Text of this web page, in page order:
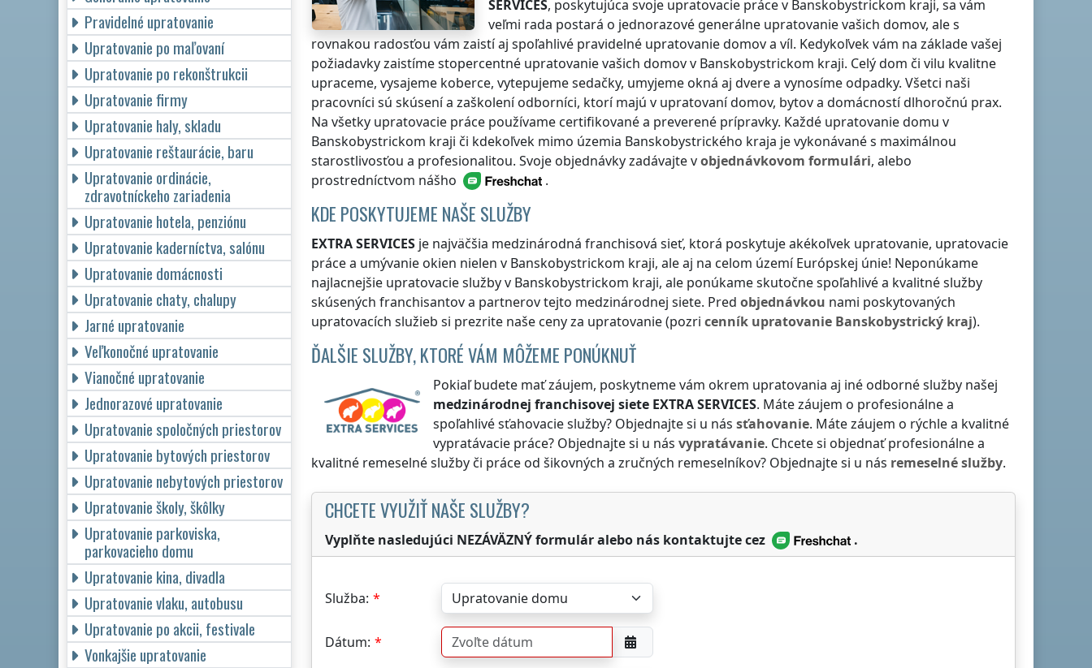
SERVICES, poskytujúca svoje upratovacie prácev Banskobystrickom kraji, sa vám
veľmi rada postará o jednorazové generálne upratovanie vašich domov, ale s
rovnakou radosťou vám zaistí aj spoľahlivé pravidelné upratovanie domov a víl. Kedykoľvek vám na základe vašej
požiadavky zaistíme stopercentné upratovanie vašich domovv Banskobystrickom kraji. Celý dom či vilu kvalitne
upraceme, vysajeme koberce, vytepujeme sedačky, umyjeme okná aj dvere a vynosíme odpadky. Všetci naši
pracovníci sú skúsení a zaškolení odborníci, ktorí majú v upratovaní domov, bytov a domácností dlhoročnú prax.
Na všetky upratovacie práce používame certifikované a preverené prípravky. Každé upratovanie domu v
Banskobystrickom kraji či kdekoľvek mimo územia Banskobystrického kraja je vykonávané s maximálnou
starostlivosťou a profesionalitou. Svoje objednávky zadávajte vobjednávkovom formulári, alebo
prostredníctvom nášho
.
KDE POSKYTUJEME NAŠE SLUŽBY
EXTRA SERVICES je najväčšia medzinárodná franchisová sieť, ktorá poskytuje akékoľvek upratovanie, upratovacie
práce a umývanie okien nielen v Banskobystrickom kraji, ale aj na celom území Európskej únie! Neponúkame
najlacnejšie upratovacie službyv Banskobystrickom kraji, ale ponúkame skutočne spoľahlivé a kvalitné služby
skúsených franchisantov a partnerov tejto medzinárodnej siete. Pred objednávkou nami poskytovaných
upratovacích služieb si prezrite naše ceny za upratovanie (pozri cenník upratovanie Banskobystrický kraj).
ĎALŠIE SLUŽBY, KTORÉ VÁM MÔŽEME PONÚKNUŤ
Pokiaľ budete mať záujem, poskytneme vám okrem upratovania aj iné odborné služby našej
medzinárodnej franchisovej siete EXTRA SERVICES. Máte záujem o profesionálne a
spoľahlivé sťahovacie služby? Objednajte si u nás sťahovanie. Máte záujem o rýchle a kvalitné
vypratávacie práce? Objednajte si u nás vypratávanie. Chcete si objednať profesionálne a
kvalitné remeselné služby či práce od šikovných a zručných remeselníkov? Objednajte si u nás remeselné služby.
CHCETE VYUŽIŤ NAŠE SLUŽBY?
Vyplňte nasledujúci NEZÁVÄZNÝ formulár alebo nás kontaktujte cez .
Služba:
Dátum:
Pravidelné upratovanie
Upratovanie po maľovaní
Upratovanie po rekonštrukcii
Upratovanie firmy
Upratovanie haly, skladu
Upratovanie reštaurácie, baru
Upratovanie ordinácie,
zdravotníckeho zariadenia
Upratovanie hotela, penziónu
Upratovanie kaderníctva, salónu
Upratovanie domácnosti
Upratovanie chaty, chalupy
Jarné upratovanie
Veľkonočné upratovanie
Vianočné upratovanie
Jednorazové upratovanie
Upratovanie spoločných priestorov
Upratovanie bytových priestorov
Upratovanie nebytových priestorov
Upratovanie školy, škôlky
Upratovanie parkoviska,
parkovacieho domu
Upratovanie kina, divadla
Upratovanie vlaku, autobusu
Upratovanie po akcii, festivale
Vonkajšie upratovanie